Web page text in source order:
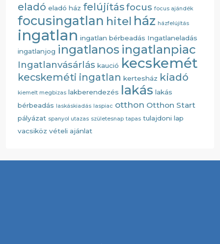
eladó eladó ház felújításfocus focus ajándék
focusingatlan hitel ház házfelújítás
ingatlan ingatlan bérbeadás Ingatlaneladás
ingatlanjog ingatlanos ingatlanpiac
Ingatlanvásárlás kaució kecskemét
kecskeméti ingatlan kertesház kiadó
kiemelt megbizas lakberendezés lakás lakás
bérbeadás laskáskiadás laspiac otthon Otthon Start
pályázat spanyol utazas születesnap tapas tulajdoni lap
vacsiköz vételi ajánlat